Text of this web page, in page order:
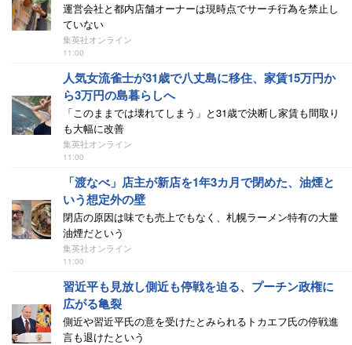
運営会社と都内店舗オーナーは現時点でサーチ行為を禁止し
ていない
集英社オンライン
11:00
人気女流雀士が31歳で八丈島に移住、家賃15万円か
ら3万円の島暮らしへ
「このままでは壊れてしまう」と31歳で決断し家賃も間取り
も大幅に改善
集英社オンライン
11:00
「渡なべ」店主が新店を1年3カ月で閉めた、油煙と
いう想定外の壁
閉店の原因は味でも売上でもなく、札幌ラーメン特有の大量
油煙だという
集英社オンライン
11:00
習近平も見放し側近も停戦を迫る、プーチン政権に
広がる亀裂
側近や習近平氏の意を受けたとみられるトカエフ氏の停戦進
言も退けたという